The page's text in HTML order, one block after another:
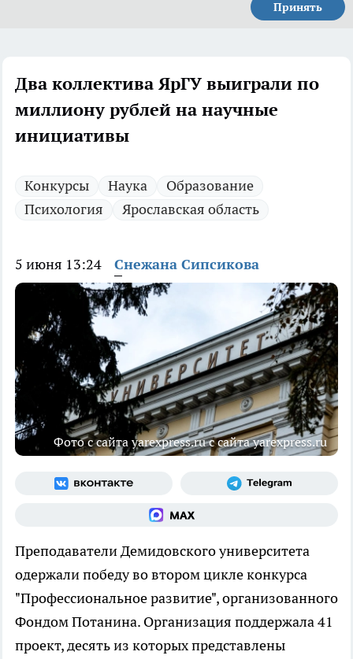
Принять
Два коллектива ЯрГУ выиграли по
миллиону рублей на научные
инициативы
Конкурсы Наука
Образование
Психология
Ярославская область
5 июня 13:24 Снежана Сипсикова
Фото с сайта yarexpress.ru с сайта yarexpress.ru
Преподаватели Демидовского университета
одержали победу во втором цикле конкурса
"Профессиональное развитие", организованного
Фондом Потанина. Организация поддержала 41
проект, десять из которых представлены